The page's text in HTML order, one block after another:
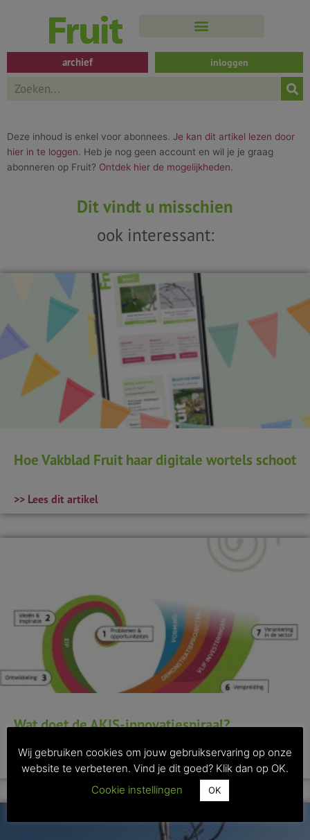
inhoud
archief inloggen
Search
Deze inhoud is enkel voor abonnees. Je kan dit artikel lezen door
hier in te loggen. Heb je nog geen account en wil je je graag
abonneren op Fruit? Ontdek hier de mogelijkheden.
Dit vindt u misschien
ook interessant:
Hoe Vakblad Fruit haar digitale wortels schoot
>> Lees dit artikel
Wat doet de AKIS-innovatiespiraal?
>> Lees dit artikel
Wij gebruiken cookies om jouw gebruikservaring op onze
website te verbeteren. Vind je dit goed? Klik dan op OK.
Cookie instellingen
OK